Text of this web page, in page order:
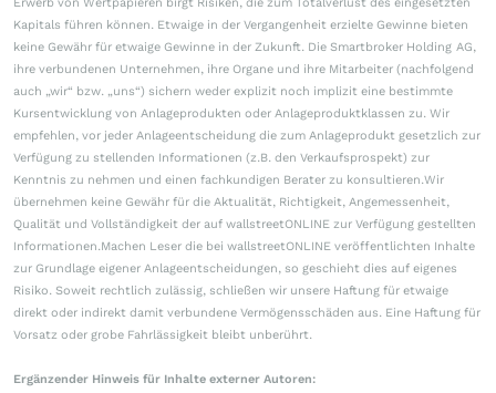
Kapitals führen können. Etwaige in der Vergangenheit erzielte Gewinne bieten
keine Gewähr für etwaige Gewinne in der Zukunft. Die Smartbroker Holding AG,
ihre verbundenen Unternehmen, ihre Organe und ihre Mitarbeiter (nachfolgend
auch „wir“ bzw. „uns“) sichern weder explizit noch implizit eine bestimmte
Kursentwicklung von Anlageprodukten oder Anlageproduktklassen zu. Wir
empfehlen, vor jeder Anlageentscheidung die zum Anlageprodukt gesetzlich zur
Verfügung zu stellenden Informationen (z.B. den Verkaufsprospekt) zur
Kenntnis zu nehmen und einen fachkundigen Berater zu konsultieren.Wir
übernehmen keine Gewähr für die Aktualität, Richtigkeit, Angemessenheit,
Qualität und Vollständigkeit der auf wallstreetONLINE zur Verfügung gestellten
Informationen.Machen Leser die bei wallstreetONLINE veröffentlichten Inhalte
zur Grundlage eigener Anlageentscheidungen, so geschieht dies auf eigenes
Risiko. Soweit rechtlich zulässig, schließen wir unsere Haftung für etwaige
direkt oder indirekt damit verbundene Vermögensschäden aus. Eine Haftung für
Vorsatz oder grobe Fahrlässigkeit bleibt unberührt.
Ergänzender Hinweis für Inhalte externer Autoren: